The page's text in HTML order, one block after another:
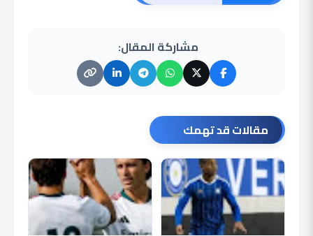
مشاركة المقال:
مقالات قد تهمك